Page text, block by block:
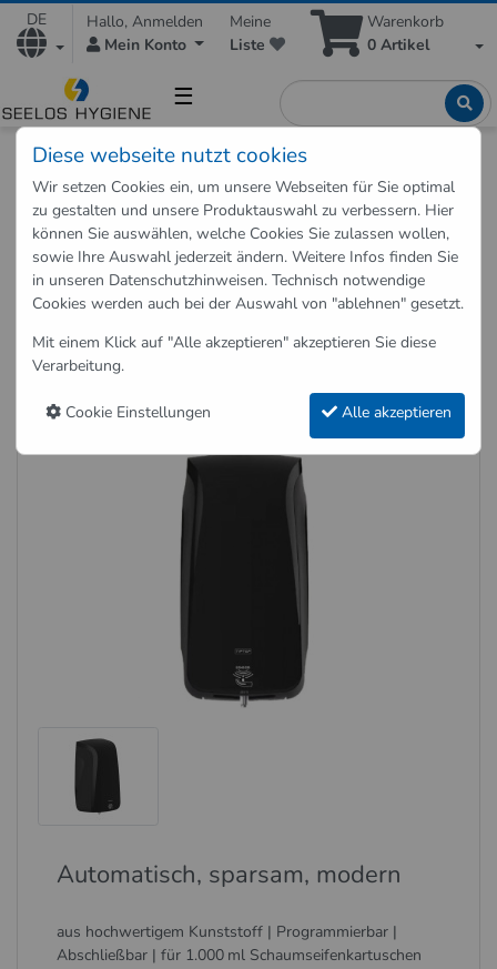
DE
Hallo, Anmelden
Mein Konto
Meine
Liste
Warenkorb
0 Artikel
☰
Shop Hygieneartikel Hygienespender
Seifenspender
Schaum-Seifenspender Sensor Vision Schwarz
Zurück zu "Seifenspender"
Schaum-Seifenspender Sensor
Vision Schwarz
Art.-Nr.: 409010
Automatisch, sparsam, modern
aus hochwertigem Kunststoff | Programmierbar |
Abschließbar | für 1.000 ml Schaumseifenkartuschen
Diese webseite nutzt cookies
Wir setzen Cookies ein, um unsere Webseiten für Sie optimal
zu gestalten und unsere Produktauswahl zu verbessern. Hier
können Sie auswählen, welche Cookies Sie zulassen wollen,
sowie Ihre Auswahl jederzeit ändern. Weitere Infos finden Sie
in unseren Datenschutzhinweisen. Technisch notwendige
Cookies werden auch bei der Auswahl von "ablehnen" gesetzt.
Mit einem Klick auf "Alle akzeptieren" akzeptieren Sie diese
Verarbeitung.
Cookie Einstellungen Alle akzeptieren